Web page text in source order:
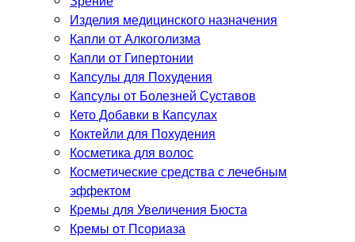
Изделия медицинского назначения
Капли от Алкоголизма
Капли от Гипертонии
Капсулы для Похудения
Капсулы от Болезней Суставов
Кето Добавки в Капсулах
Коктейли для Похудения
Косметика для волос
Косметические средства с лечебным
эффектом
Кремы для Увеличения Бюста
Кремы от Псориаза